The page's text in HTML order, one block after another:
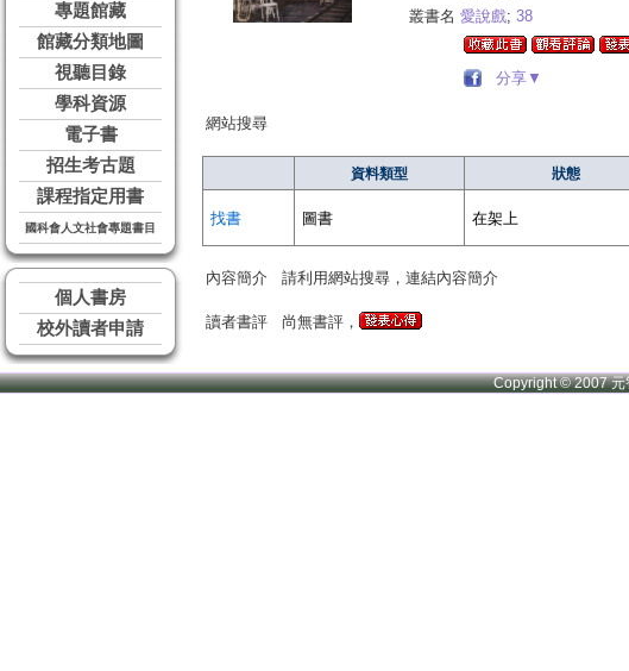
專題館藏
館藏分類地圖
視聽目錄
學科資源
電子書
招生考古題
課程指定用書
國科會人文社會專題書目
個人書房
校外讀者申請
叢書名 愛說戲; 38
分享▼
網站搜尋
資料類型 狀態
找書 圖書 在架上
內容簡介 請利用網站搜尋，連結內容簡介
讀者書評 尚無書評，
Copyright © 2007 元